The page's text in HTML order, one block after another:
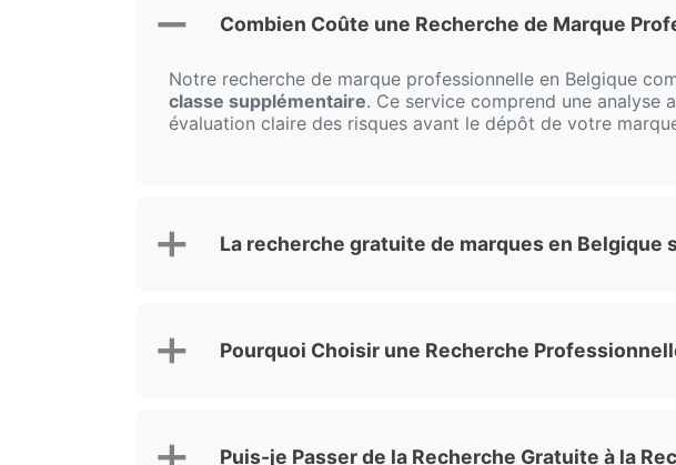
Combien Coûte une Recherche de Marque
Notre recherche de marque professionnelle en Belgique
classe supplémentaire. Ce service comprend une
évaluation claire des risques avant le dépôt de votre
La recherche gratuite de marques en
Pourquoi Choisir une Recherche
Puis-je Passer de la Recherche Gratuite à la